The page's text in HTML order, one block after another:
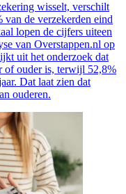
wisselt, verschilt
van de verzekerden eind
lopen de cijfers uiteen
van Overstappen.nl op
uit het onderzoek dat
of ouder is, terwijl 52,8%
Dat laat zien dat
ouderen.